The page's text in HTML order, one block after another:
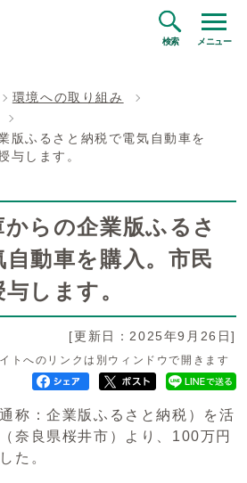
検索 メニュー
環境への取り組み
版ふるさと納税で電気自動車を
与します。
らの企業版ふるさ
自動車を購入。市民
します。
[更新日：2025年9月26日]
トへのリンクは別ウィンドウで開きます
称：企業版ふるさと納税）を活
奈良県桜井市）より、100万円
た。